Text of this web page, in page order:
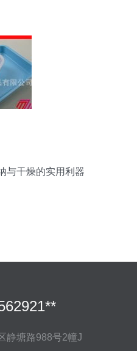
与干燥的实用利器
静塘路988号2幢J